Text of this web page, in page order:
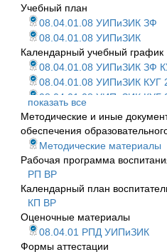
Учебный план
08.04.01.08 УИПиЗИК ЗФ
08.04.01.08 УИПиЗИК
Календарный учебный график
08.04.01.08 УИПиЗИК ЗФ
08.04.01.08 УИПиЗИК КУГ
08.04.01.08 УИПиЗИК КУГ
показать все
Методические и иные
обеспечения
Методические материалы
Рабочая программа
РП ВР
Календарный план
КП ВР
Оценочные материалы
08.04.01 РПД УИПиЗИК
Формы аттестации